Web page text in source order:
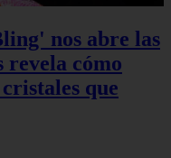
nos abre las
revela cómo
que